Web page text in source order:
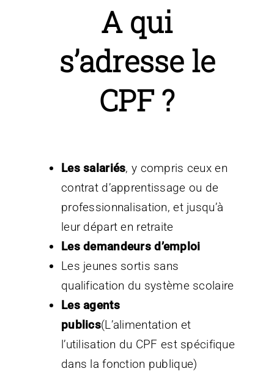
A qui
s’adresse le
CPF ?
Les salariés, y compris ceux en
contrat d’apprentissage ou de
professionnalisation, et jusqu’à
leur départ en retraite
Les demandeurs d’emploi
Les jeunes sortis sans
qualification du système scolaire
Les agents
publics(L’alimentation et
l’utilisation du CPF est spécifique
dans la fonction publique)